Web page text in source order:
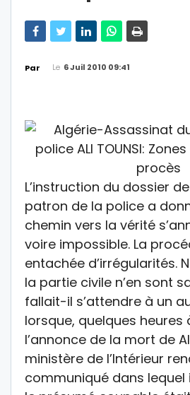
Par Le 6 Juil 2010 09:41
L’instruction du dossier
patron de la police a
chemin vers la vérité
voire impossible. La
entachée d’irrégularités.
la partie civile n’en sont
fallait-il s’attendre à un
lorsque, quelques heures
l’annonce de la mort de
ministère de l’Intérieur
communiqué dans